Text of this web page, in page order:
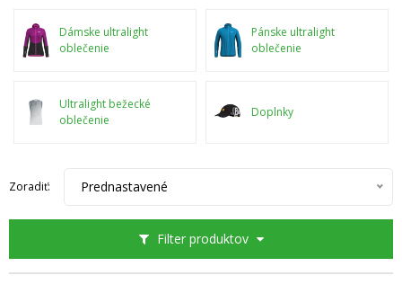
Dámske ultralight
oblečenie
Pánske ultralight
oblečenie
Ultralight bežecké
oblečenie
Doplnky
Filter produktov
Zoradiť: Prednastavené